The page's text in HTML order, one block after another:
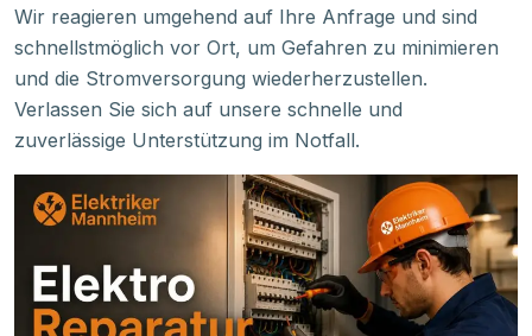
Wir reagieren umgehend auf Ihre Anfrage und sind
schnellstmöglich vor Ort, um Gefahren zu minimieren
und die Stromversorgung wiederherzustellen.
Verlassen Sie sich auf unsere schnelle und
zuverlässige Unterstützung im Notfall.